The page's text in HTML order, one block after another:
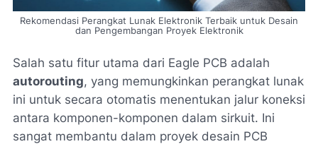
Rekomendasi Perangkat Lunak Elektronik Terbaik untuk Desain
dan Pengembangan Proyek Elektronik
Salah satu fitur utama dari Eagle PCB adalah
autorouting, yang memungkinkan perangkat lunak
ini untuk secara otomatis menentukan jalur koneksi
antara komponen-komponen dalam sirkuit. Ini
sangat membantu dalam proyek desain PCB